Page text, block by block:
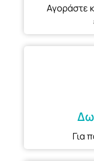
Αγοράστε
Για